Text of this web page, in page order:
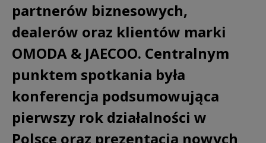
partnerów biznesowych,
dealerów oraz klientów marki
OMODA & JAECOO. Centralnym
punktem spotkania była
konferencja podsumowująca
pierwszy rok działalności w
Polsce oraz prezentacja nowych